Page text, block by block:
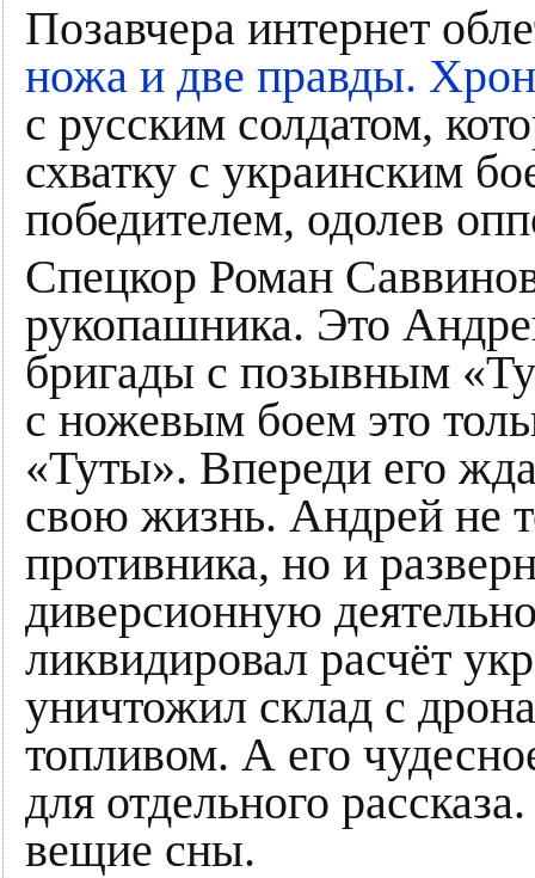
Позавчера интернет
ножа и две правды.
с русским солдатом,
схватку с украинским
победителем, одолев
Спецкор Роман
рукопашника. Это
бригады с позывным
с ножевым боем это
«Туты». Впереди его
свою жизнь. Андрей не
противника, но и
диверсионную
ликвидировал расчёт
уничтожил склад с
топливом. А его
для отдельного
вещие сны.